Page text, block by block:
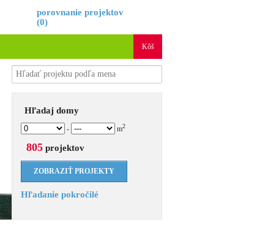
porovnanie projektov
(0)
Kôš
Hľadaj domy
- m2
805projektov
Hľadanie pokročilé